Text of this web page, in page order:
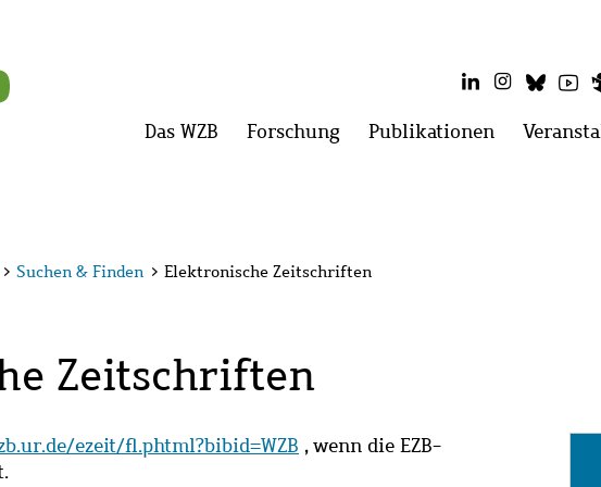
LinkedInInstagram
Hauptmenü
Das WZB Menü
Forschung Menü
Publikationen Menü
> Suchen & Finden > Elektronische Zeitschriften
Zeitschriften
ezeit/fl.phtml?bibid=WZB , wenn die EZB-